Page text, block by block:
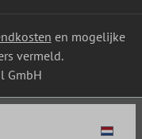
en mogelijke
vermeld.
GmbH